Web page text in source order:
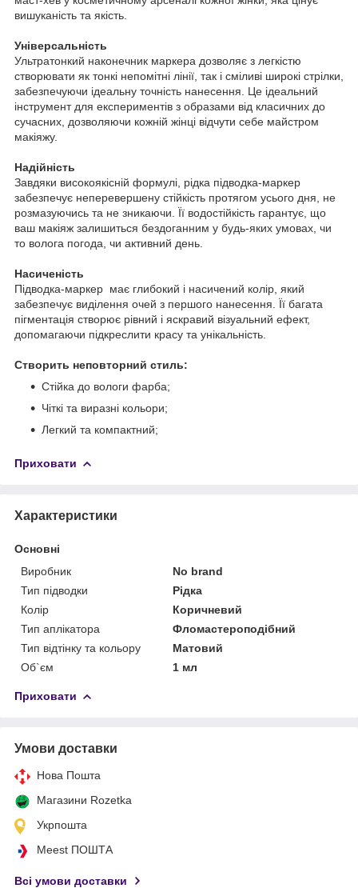
вишуканість та якість.
Універсальність
Ультратонкий наконечник маркера дозволяє з легкістю
створювати як тонкі непомітні лінії, так і сміливі широкі стрілки,
забезпечуючи ідеальну точність нанесення. Це ідеальний
інструмент для експериментів з образами від класичних до
сучасних, дозволяючи кожній жінці відчути себе майстром
макіяжу.
Надійність
Завдяки високоякісній формулі, рідка підводка-маркер
забезпечує неперевершену стійкість протягом усього дня, не
розмазуючись та не зникаючи. Її водостійкість гарантує, що
ваш макіяж залишиться бездоганним у будь-яких умовах, чи
то волога погода, чи активний день.
Насиченість
Підводка-маркер має глибокий і насичений колір, який
забезпечує виділення очей з першого нанесення. Її багата
пігментація створює рівний і яскравий візуальний ефект,
допомагаючи підкреслити красу та унікальність.
Створить неповторний стиль:
Стійка до вологи фарба;
Чіткі та виразні кольори;
Легкий та компактний;
Приховати
Характеристики
Основні
Виробник
No brand
Тип підводки
Рідка
Колір
Коричневий
Тип аплікатора
Фломастероподібний
Тип відтінку та кольору
Матовий
Об`єм
1 мл
Приховати
Умови доставки
Нова Пошта
Магазини Rozetka
Укрпошта
Meest ПОШТА
Всі умови доставки